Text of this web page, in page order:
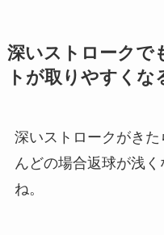
深いストロークで
トが取りやすくな
深いストロークがき
んどの場合返球が浅
ね。